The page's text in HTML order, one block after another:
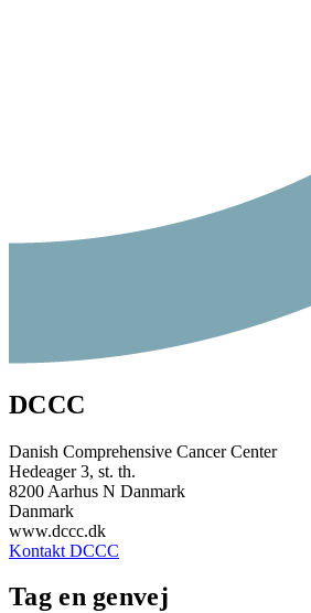
DCCC
Danish Comprehensive Cancer Center
Hedeager 3, st. th.
8200 Aarhus N Danmark
Danmark
www.dccc.dk
Kontakt DCCC
Tag en genvej